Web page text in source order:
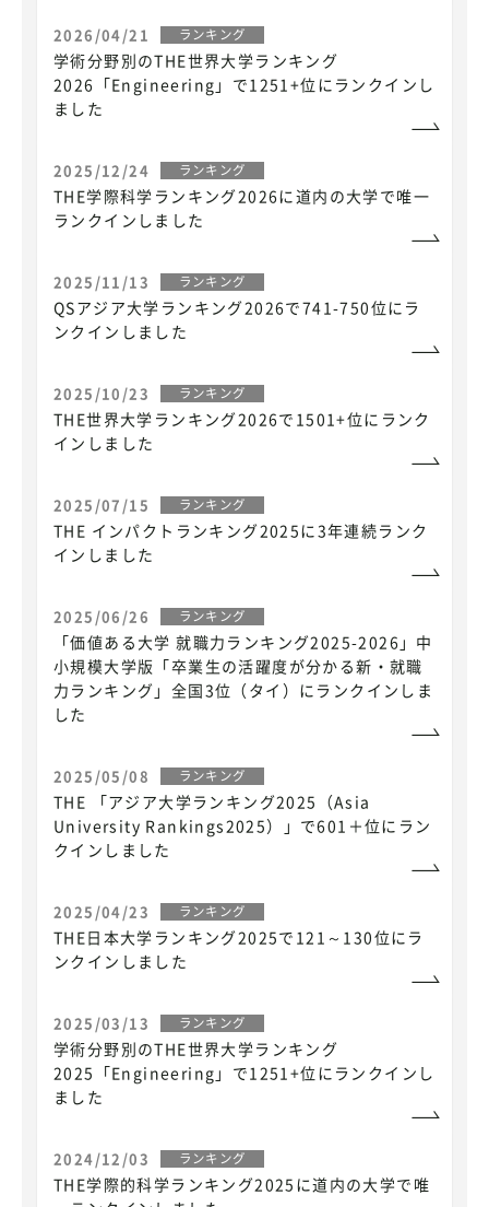
2026/04/21 ランキング
学術分野別のTHE世界大学ランキング
2026「Engineering」で1251+位にランクインし
ました
2025/12/24 ランキング
THE学際科学ランキング2026に道内の大学で唯一
ランクインしました
2025/11/13 ランキング
QSアジア大学ランキング2026で741-750位にラ
ンクインしました
2025/10/23 ランキング
THE世界大学ランキング2026で1501+位にランク
インしました
2025/07/15 ランキング
THE インパクトランキング2025に3年連続ランク
インしました
2025/06/26 ランキング
「価値ある大学 就職力ランキング2025-2026」中
小規模大学版「卒業生の活躍度が分かる新・就職
力ランキング」全国3位（タイ）にランクインしま
した
2025/05/08 ランキング
THE 「アジア大学ランキング2025（Asia
University Rankings2025）」で601＋位にラン
クインしました
2025/04/23 ランキング
THE日本大学ランキング2025で121～130位にラ
ンクインしました
2025/03/13 ランキング
学術分野別のTHE世界大学ランキング
2025「Engineering」で1251+位にランクインし
ました
2024/12/03 ランキング
THE学際的科学ランキング2025に道内の大学で唯